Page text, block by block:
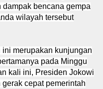
bencana gempa
wilayah tersebut
merupakan kunjungan
pada Minggu
kali ini, Presiden Jokowi
cepat pemerintah